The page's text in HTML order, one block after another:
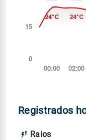
Registrados
Raios